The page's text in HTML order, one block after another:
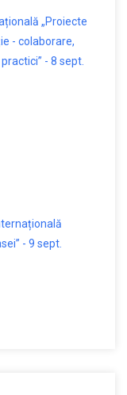
„Proiecte
- colaborare,
- 8 sept.
- 9 sept.